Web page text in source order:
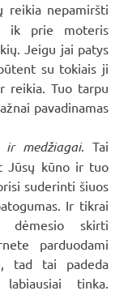
reikia nepamiršti
ik prie moteris
Jeigu jai patys
su tokiais ji
reikia. Tuo tarpu
pavadinamas
medžiagai. Tai
Jūsų kūno ir tuo
suderinti šiuos
Ir tikrai
dėmesio skirti
parduodami
tad tai padeda
tinka.